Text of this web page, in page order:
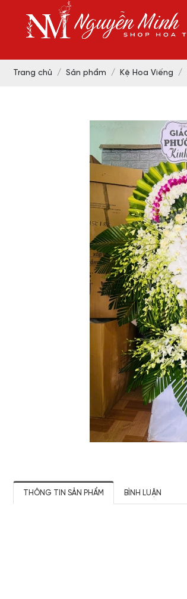
Trang chủ Sản phẩm Kệ Hoa Viếng
THÔNG TIN SẢN PHẨM BÌNH LUẬN